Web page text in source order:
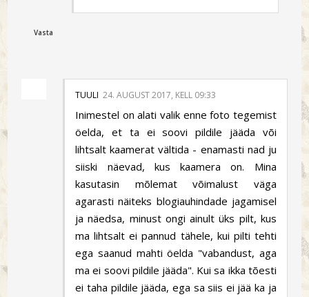
Vasta
TUULI 24. AUGUST 2017, KELL 09:33
Inimestel on alati valik enne foto tegemist
öelda, et ta ei soovi pildile jääda või
lihtsalt kaamerat vältida - enamasti nad ju
siiski näevad, kus kaamera on. Mina
kasutasin mõlemat võimalust väga
agarasti näiteks blogiauhindade jagamisel
ja näedsa, minust ongi ainult üks pilt, kus
ma lihtsalt ei pannud tähele, kui pilti tehti
ega saanud mahti öelda "vabandust, aga
ma ei soovi pildile jääda". Kui sa ikka tõesti
ei taha pildile jääda, ega sa siis ei jää ka ja